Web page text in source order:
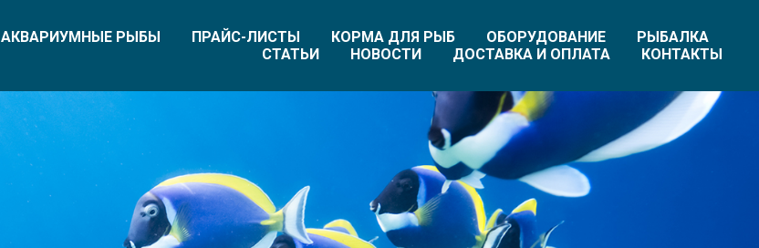
АКВАРИУМНЫЕ РЫБЫ ПРАЙС-ЛИСТЫ КОРМА ДЛЯ РЫБ ОБОРУДОВАНИЕ
РЫБАЛКА
СТАТЬИ
НОВОСТИ ДОСТАВКА И ОПЛАТА КОНТАКТЫ